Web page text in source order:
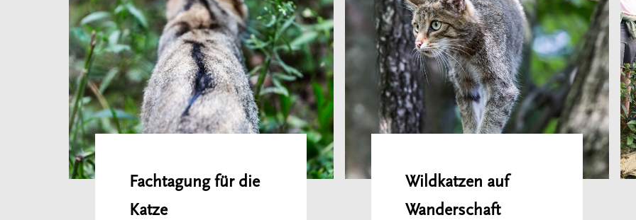
Fachtagung für die
Katze
Wildkatzen auf
Wanderschaft